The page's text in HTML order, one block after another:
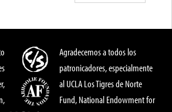
Agradecemos a todos los
patronicadores, especialmente
al UCLA Los Tigres de Norte
Fund, National Endowment for